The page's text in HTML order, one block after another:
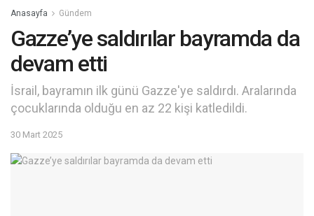
Anasayfa Gündem
Gazze’ye saldırılar bayramda da
devam etti
İsrail, bayramın ilk günü Gazze'ye saldırdı. Aralarında
çocuklarında olduğu en az 22 kişi katledildi.
30 Mart 2025